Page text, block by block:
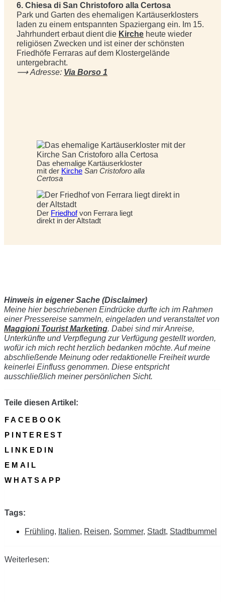
6. Chiesa di San Christoforo alla Certosa
Park und Garten des ehemaligen Kartäuserklosters
laden zu einem entspannten Spaziergang ein. Im 15.
Jahrhundert erbaut dient die Kirche heute wieder
religiösen Zwecken und ist einer der schönsten
Friedhöfe Ferraras auf dem Klostergelände
untergebracht.
⟶ Adresse: Via Borso 1
Das ehemalige Kartäuserkloster
mit der Kirche San Cristoforo alla
Certosa
Der Friedhofvon Ferrara liegt
direkt in der Altstadt
Hinweis in eigener Sache (Disclaimer)
Meine hier beschriebenen Eindrücke durfte ich im Rahmen
einer Pressereise sammeln, eingeladen und veranstaltet von
Maggioni Tourist Marketing. Dabei sind mir Anreise,
Unterkünfte und Verpflegung zur Verfügung gestellt worden,
wofür ich mich recht herzlich bedanken möchte. Auf meine
abschließende Meinung oder redaktionelle Freiheit wurde
keinerlei Einfluss genommen. Diese entspricht
ausschließlich meiner persönlichen Sicht.
Teile diesen Artikel:
FACEBOOK
PINTEREST
LINKEDIN
EMAIL
WHATSAPP
Tags:
Frühling, Italien, Reisen, Sommer, Stadt, Stadtbummel
Weiterlesen: